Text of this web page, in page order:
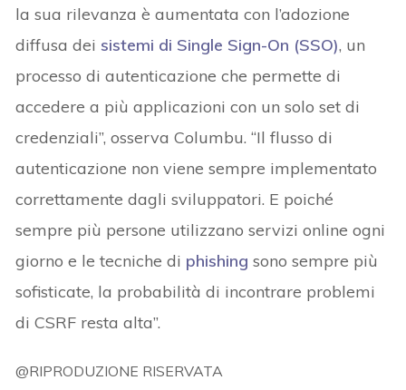
la sua rilevanza è aumentata con l’adozione
diffusa dei sistemi di Single Sign-On (SSO), un
processo di autenticazione che permette di
accedere a più applicazioni con un solo set di
credenziali”, osserva Columbu. “Il flusso di
autenticazione non viene sempre implementato
correttamente dagli sviluppatori. E poiché
sempre più persone utilizzano servizi online ogni
giorno e le tecniche di phishing sono sempre più
sofisticate, la probabilità di incontrare problemi
di CSRF resta alta”.
@RIPRODUZIONE RISERVATA